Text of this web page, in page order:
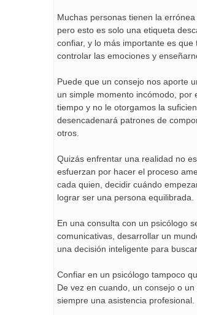
Muchas personas tienen la
pero esto es solo una etiqueta
confiar, y lo más importante es
controlar las emociones y
Puede que un consejo nos aporte
un simple momento incómodo, por
tiempo y no le otorgamos la
desencadenará patrones de
otros.
Quizás enfrentar una realidad no
esfuerzan por hacer el proceso
cada quien, decidir cuándo
lograr ser una persona equilibrada.
En una consulta con un psicólogo
comunicativas, desarrollar un
una decisión inteligente para
Confiar en un psicólogo tampoco
De vez en cuando, un consejo o
siempre una asistencia profesional.